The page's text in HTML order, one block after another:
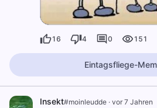
16 4 0 151
Eintagsfliege-
Insekt#moinleudde · vor 7 Jahren